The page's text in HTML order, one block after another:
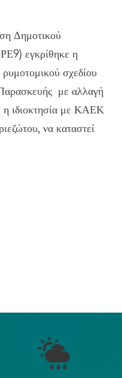
Δημοτικού
εγκρίθηκε η
σχεδίου
με αλλαγή
η ιδιοκτησία με ΚΑΕΚ
να καταστεί